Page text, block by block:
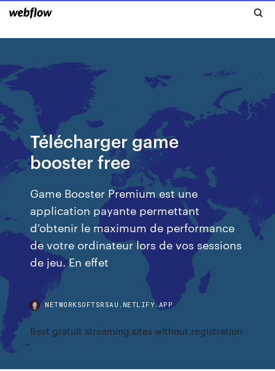
Télécharger game
booster free
Game Booster Premium est une
application payante permettant
d'obtenir le maximum de performance
de votre ordinateur lors de vos sessions
de jeu. En effet
NETWORKSOFTSRSAU.NETLIFY.APP
Best gratuit streaming sites without registration